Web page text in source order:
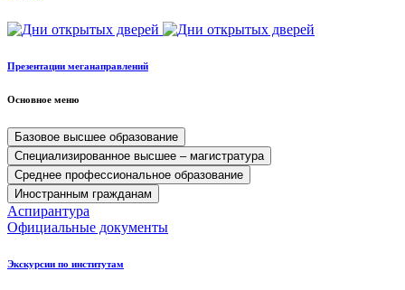
Презентации меганаправлений
Основное меню
Базовое высшее образование
Специализированное высшее – магистратура
Среднее профессиональное образование
Иностранным гражданам
Аспирантура
Официальные документы
Экскурсии по институтам